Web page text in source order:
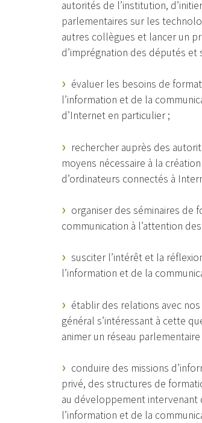
autorités de l’institution,
parlementaires sur les
autres collègues et lancer un
d’imprégnation des députés
évaluer les besoins de
l’information et de la
d’Internet en particulier ;
rechercher auprès des
moyens nécessaire à la
d’ordinateurs connectés à
organiser des séminaires de
communication à l’attention
susciter l’intérêt et la
l’information et de la
établir des relations avec
général s’intéressant à cette
animer un réseau
conduire des missions
privé, des structures de
au développement intervenant
l’information et de la